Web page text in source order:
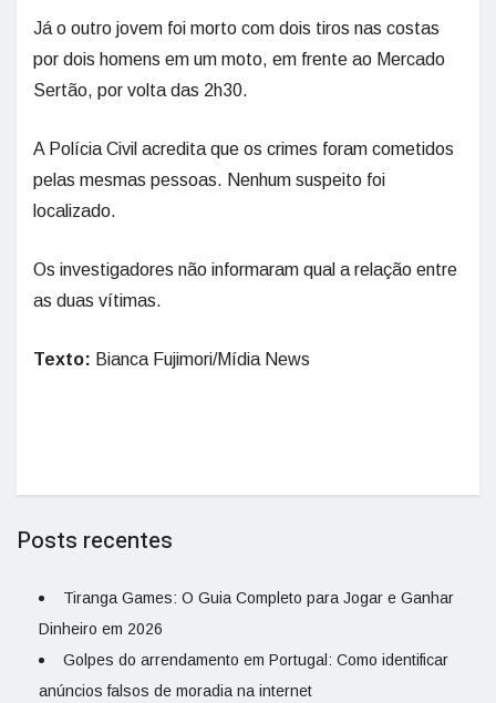
Já o outro jovem foi morto com dois tiros nas costas
por dois homens em um moto, em frente ao Mercado
Sertão, por volta das 2h30.
A Polícia Civil acredita que os crimes foram cometidos
pelas mesmas pessoas. Nenhum suspeito foi
localizado.
Os investigadores não informaram qual a relação entre
as duas vítimas.
Texto: Bianca Fujimori/Mídia News
Posts recentes
Tiranga Games: O Guia Completo para Jogar e Ganhar
Dinheiro em 2026
Golpes do arrendamento em Portugal: Como identificar
anúncios falsos de moradia na internet